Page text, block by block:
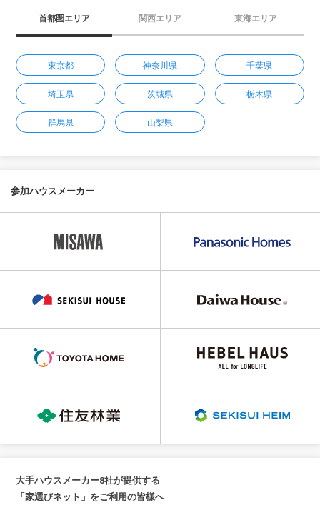
首都圏エリア 関西エリア 東海エリア
東京都 神奈川県 千葉県
埼玉県 茨城県 栃木県
群馬県 山梨県
参加ハウスメーカー
大手ハウスメーカー8社が提供する
「家選びネット」をご利用の皆様へ